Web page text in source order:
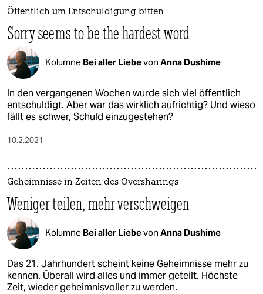
Öffentlich um Entschuldigung bitten
Sorry seems to be the hardest word
Kolumne Bei aller Liebevon Anna Dushime
In den vergangenen Wochen wurde sich viel öffentlich
entschuldigt. Aber war das wirklich aufrichtig? Und wieso
fällt es schwer, Schuld einzugestehen?
10.2.2021
Geheimnisse in Zeiten des Oversharings
Weniger teilen, mehr verschweigen
Kolumne Bei aller Liebevon Anna Dushime
Das 21. Jahrhundert scheint keine Geheimnisse mehr zu
kennen. Überall wird alles und immer geteilt. Höchste
Zeit, wieder geheimnisvoller zu werden.